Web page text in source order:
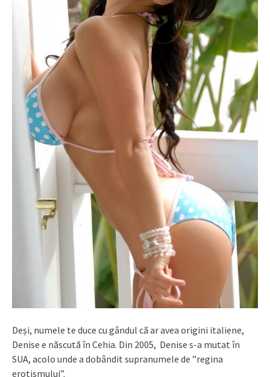
Deși, numele te duce cu gândul că ar avea origini italiene,
Denise e născută în Cehia. Din 2005, Denise s-a mutat în
SUA, acolo unde a dobândit supranumele de ”regina
erotismului”.